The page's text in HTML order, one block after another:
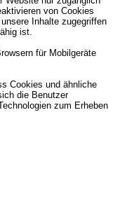
von Cookies
Inhalte zugegriffen
ist.
für Mobilgeräte
Cookies und ähnliche
die Benutzer
zum Erheben